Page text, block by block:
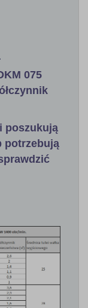
075
poszukują
potrzebują